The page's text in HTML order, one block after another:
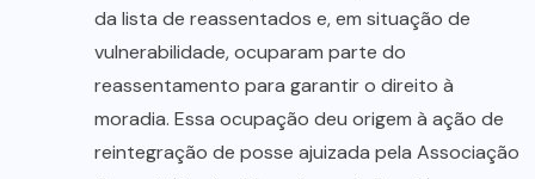
da lista de reassentados e, em situação de
vulnerabilidade, ocuparam parte do
reassentamento para garantir o direito à
moradia. Essa ocupação deu origem à ação de
reintegração de posse ajuizada pela Associação